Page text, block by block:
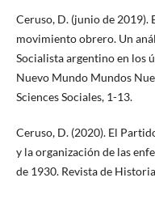
Ceruso, D. (junio de 2019).
movimiento obrero. Un
Socialista argentino en los
Nuevo Mundo Mundos
Sciences Sociales, 1-13.
Ceruso, D. (2020). El
y la organización de las
de 1930. Revista de